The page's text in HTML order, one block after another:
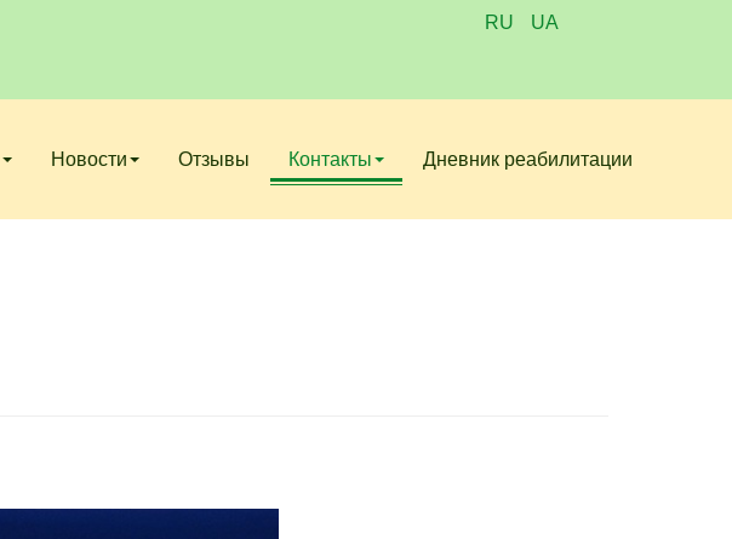
RU UA
Новости Отзывы Контакты Дневник реабилитации